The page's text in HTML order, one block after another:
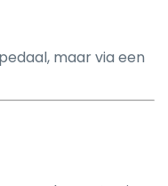
maar via een